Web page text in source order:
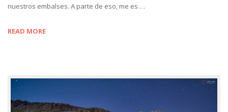
nuestros embalses. A parte de eso, me es …
READ MORE